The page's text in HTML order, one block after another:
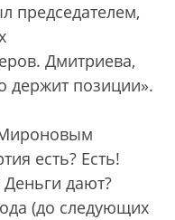
председателем,
Дмитриева,
держит позиции».
есть? Есть!
Деньги дают?
(до следующих